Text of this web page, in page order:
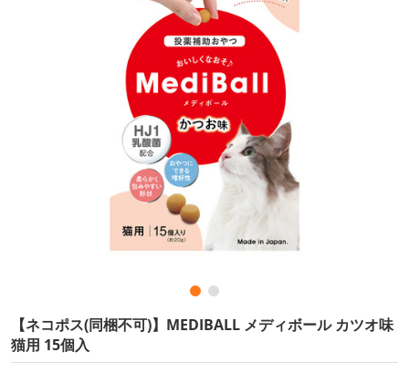
【ネコポス(同梱不可)】MEDIBALL メディボール カツオ味
猫用 15個入